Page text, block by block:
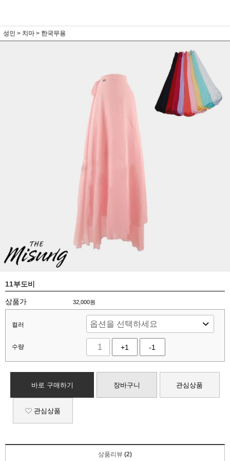
성인 > 치마> 한국무용
11부도비
상품가 32,000원
컬러
수량 +1 -1
바로 구매하기 장바구니 관심상품
관심상품
상품리뷰 (2)